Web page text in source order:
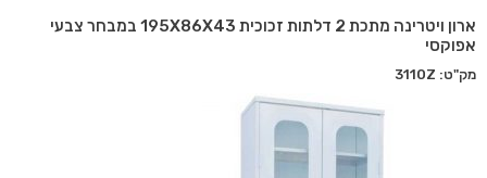
ארון ויטרינה מתכת 2 דלתות זכוכית 195X86X43 במבחר צבעי
אפוקסי
מק"ט: 3110Z